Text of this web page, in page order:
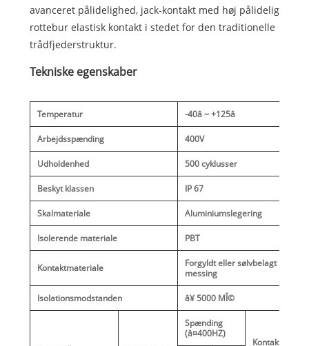
avanceret pålidelighed, jack-kontakt med høj pålidelig
rottebur elastisk kontakt i stedet for den traditionelle
trådfjederstruktur.
Tekniske egenskaber
Temperatur -40â ~ +125â
Arbejdsspænding 400V
Udholdenhed 500 cyklusser
Beskyt klassen IP 67
Skalmateriale Aluminiumslegering
Isolerende materiale PBT
Kontaktmateriale
Forgyldt eller sølvbelagt
messing
Isolationsmodstanden â¥ 5000 MÎ©
Spænding
(â¤400HZ)
Kontakt